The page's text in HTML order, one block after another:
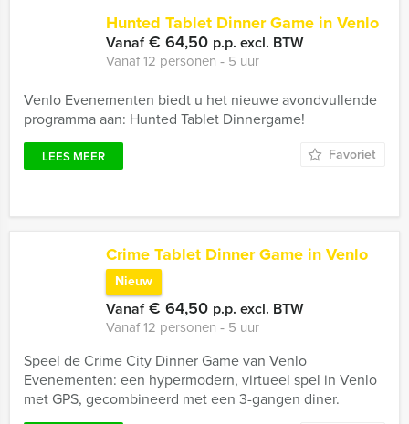
Hunted Tablet Dinner Game in Venlo
Vanaf€ 64,50 p.p. excl. BTW
Vanaf 12 personen ‐ 5 uur
Venlo Evenementen biedt u het nieuwe avondvullende
programma aan: Hunted Tablet Dinnergame!
LEES MEER Favoriet
Crime Tablet Dinner Game in Venlo
Nieuw
Vanaf€ 64,50 p.p. excl. BTW
Vanaf 12 personen ‐ 5 uur
Speel de Crime City Dinner Game van Venlo
Evenementen: een hypermodern, virtueel spel in Venlo
met GPS, gecombineerd met een 3-gangen diner.